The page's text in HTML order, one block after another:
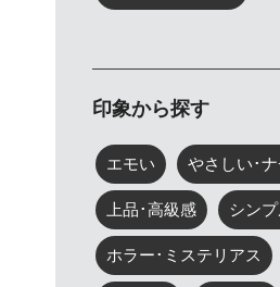
印象から探す
エモい やさしい･
上品･高級感 シン
ホラー･ミステリアス